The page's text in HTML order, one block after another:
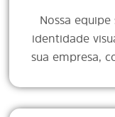
Nossa
identidade
sua empresa,